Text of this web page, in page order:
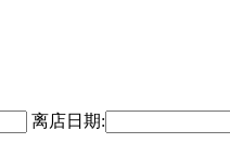
离店日期: